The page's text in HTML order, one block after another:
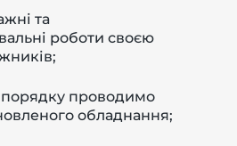
та
роботи своєю
проводимо
обладнання;